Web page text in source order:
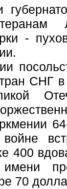
-
СНГ
войне
400
70